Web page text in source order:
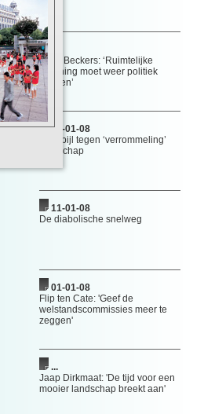
Theo Beckers: ‘Ruimtelijke
ordening moet weer politiek
worden’
03-01-08
Strijdbijl tegen ‘verrommeling’
landschap
11-01-08
De diabolische snelweg
01-01-08
Flip ten Cate: 'Geef de
welstandscommissies meer te
zeggen'
...
Jaap Dirkmaat: 'De tijd voor een
mooier landschap breekt aan'